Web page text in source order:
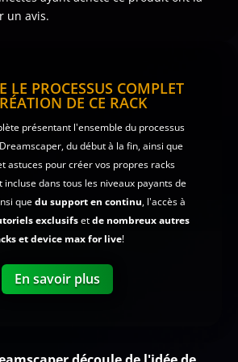
un avis.
LE PROCESSUS COMPLET
DE CE RACK
présentant l'ensemble du processus
du début à la fin, ainsi que
astuces pour créer vos propres racks
incluse dans tous les niveaux payants de
que du support en continu, l'accès à
exclusifsetde nombreux autres
et device max for live!
En savoir plus